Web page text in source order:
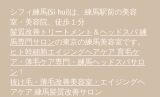
シフィ練馬(Si hui)は、 練馬駅前の美容
室・美容院、徒歩１分
髪質改善トリートメント ＆ヘッドスパ 練
馬専門サロンの東京の練馬美容室です。
ヒト幹細胞エイジングヘアケア 育毛ケ
ア・薄毛ケア専門・練馬ヘッドスパサロ
ン ！
抜け毛・薄毛改善美容室・ エイジングヘ
アケア 練馬髪質改善サロン